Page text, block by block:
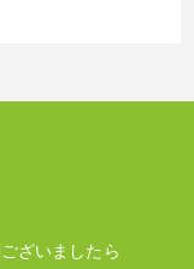
ざいましたら